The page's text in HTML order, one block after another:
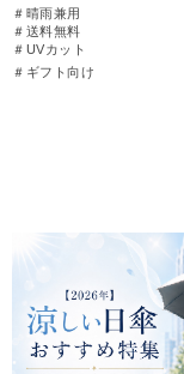
＃晴雨兼用
＃送料無料
＃UVカット
＃ギフト向け